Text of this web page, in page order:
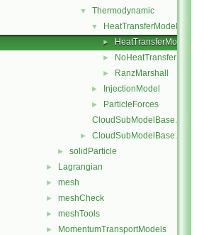
▼ Thermodynamic
▼ HeatTransferModel
► HeatTransferModel
► NoHeatTransfer
► RanzMarshall
► InjectionModel
►
ParticleForces
CloudSubModelBase.C
► CloudSubModelBase.H
► solidParticle
► Lagrangian
► mesh
► meshCheck
► meshTools
► MomentumTransportModels